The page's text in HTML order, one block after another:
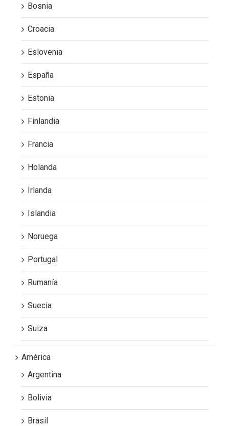
Bosnia
Croacia
Eslovenia
España
Estonia
Finlandia
Francia
Holanda
Irlanda
Islandia
Noruega
Portugal
Rumanía
Suecia
Suiza
América
Argentina
Bolivia
Brasil